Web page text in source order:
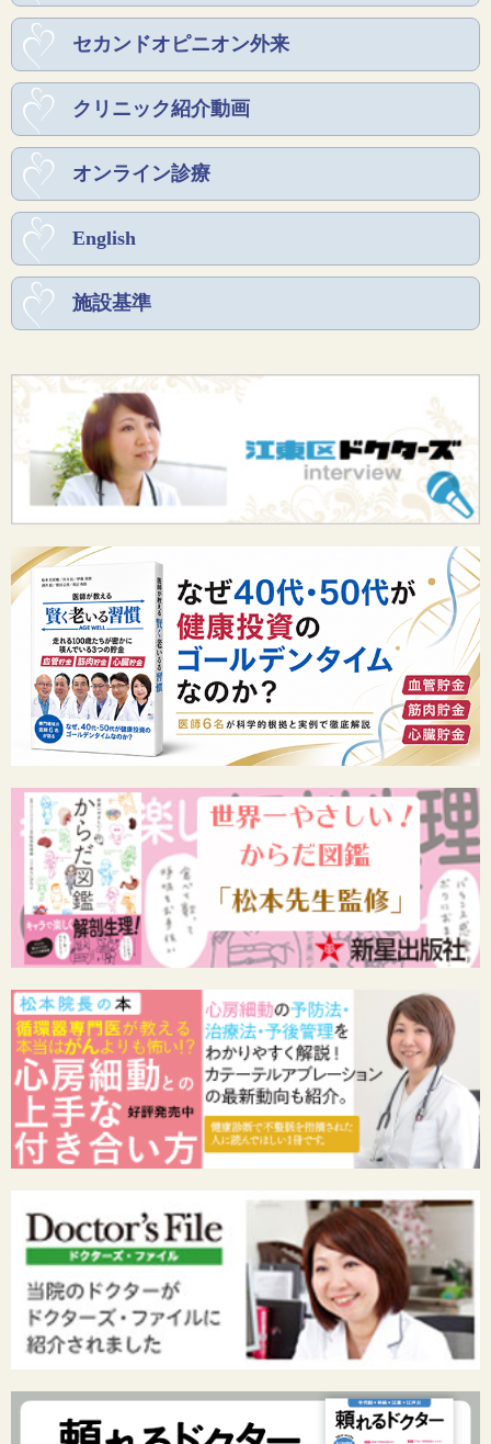
セカンドオピニオン外来
クリニック紹介動画
オンライン診療
English
施設基準